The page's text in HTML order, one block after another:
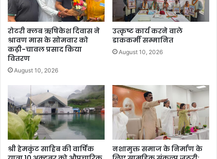
रोटरी क्लब ऋषिकेश दिवास ने
श्रावण मास के सोमवार को
कढ़ी-चावल प्रसाद किया
वितरण
August 10, 2026
उत्कृष्ट कार्य करने वाले
डाककर्मी सम्मानित
August 10, 2026
श्री हेमकुंट साहिब की वार्षिक
नशामुक्त समाज के निर्माण के